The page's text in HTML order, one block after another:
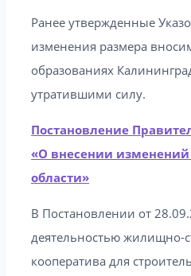
Ранее утвержденные
изменения размера
образованиях
утратившими силу.
Постановление
«О внесении изменений
области»
В Постановлении от
деятельностью жилищно-
кооператива для